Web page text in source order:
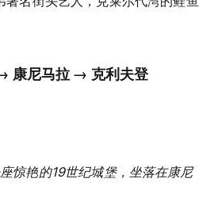
康尼马拉 → 克利夫登
惊艳的19世纪城堡，坐落在康尼